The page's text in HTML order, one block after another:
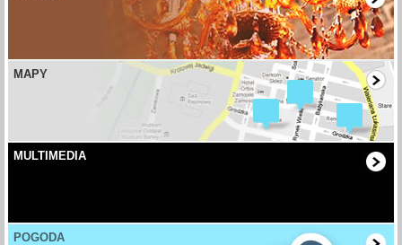
MAPY
MULTIMEDIA
POGODA